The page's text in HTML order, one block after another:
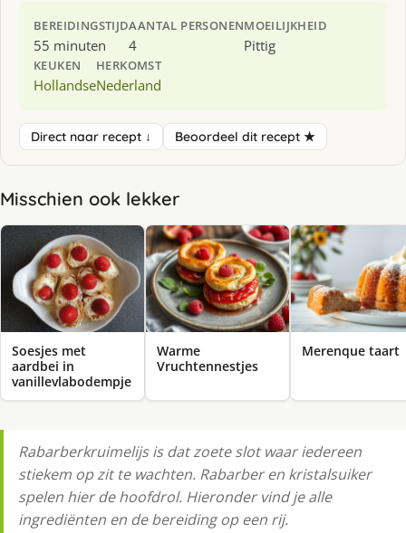
BEREIDINGSTIJD
55 minuten
AANTAL PERSONEN
4
MOEILIJKHEID
Pittig
KEUKEN
Hollandse
HERKOMST
Nederland
Direct naar recept ↓ Beoordeel dit recept ★
Misschien ook lekker
Soesjes met
aardbei in
vanillevlabodempje
Warme
Vruchtennestjes
Merenque taart
Rabarberkruimelijs is dat zoete slot waar iedereen
stiekem op zit te wachten. Rabarber en kristalsuiker
spelen hier de hoofdrol. Hieronder vind je alle
ingrediënten en de bereiding op een rij.